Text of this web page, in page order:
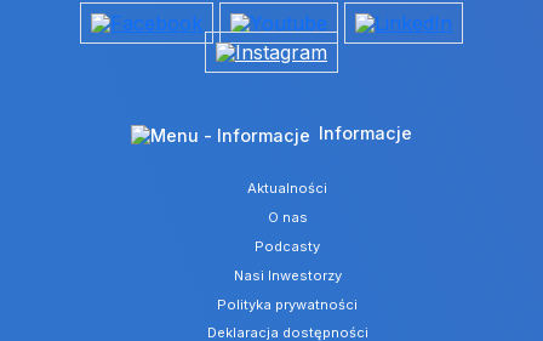
Informacje
Aktualności
O nas
Podcasty
Nasi Inwestorzy
Polityka prywatności
Deklaracja dostępności